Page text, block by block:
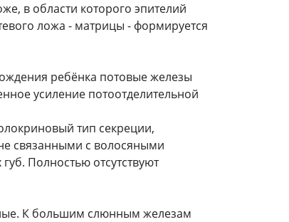
в области которого эпителий
ложа - матрицы - формируется
ребёнка потовые железы
усиление потоотделительной
тип секреции,
связанными с волосяными
Полностью отсутствуют
К большим слюнным железам